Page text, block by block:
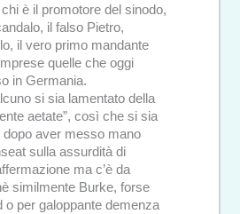
è il promotore del sinodo,
il falso Pietro,
il vero primo mandante
quelle che oggi
in Germania.
si sia lamentato della
aetate”, così che si sia
dopo aver messo mano
sulla assurdità di
ma c’è da
similmente Burke, forse
o per galoppante demenza